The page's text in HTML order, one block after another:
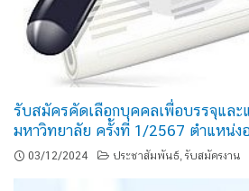
รับสมัครคัดเลือกบุคคลเพื่อบรรจุและ
มหาวิทยาลัย ครั้งที่ 1/2567 ตำแหน่ง
03/12/2024 ประชาสัมพันธ์, รับสมัครงาน